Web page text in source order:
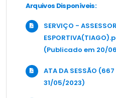
Arquivos Disponíveis:
SERVIÇO -
(Publicado em 20/
ATA DA SESSÃO
31/05/2023)